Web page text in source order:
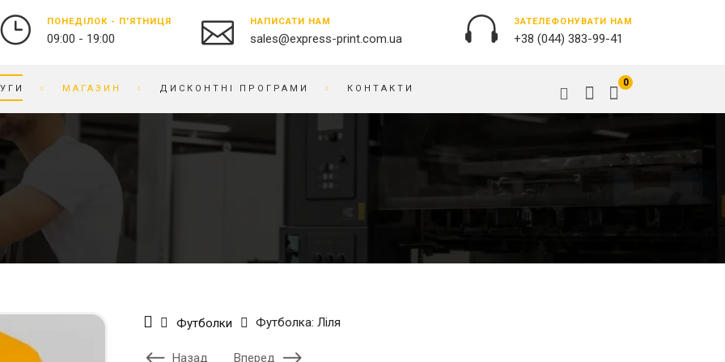
ПОНЕДІЛОК - П'ЯТНИЦЯ
09:00 - 19:00
НАПИСАТИ НАМ
sales@express-print.com.ua
ЗАТЕЛЕФОНУВАТИ НАМ
+38 (044) 383-99-41
ФОТО-ВІДЕО СТУДІЯ
ДРУК ФОТОГРАФІЙ
ПРЕДМЕТНА ФОТОЗЙОМКА
РЕСТАВРАЦІЯ ФОТО
ФОТО НА ДОКУМЕНТИ
БРЕНДОВЕ ПАКУВАННЯ
СУВЕНІРНА ПРОДУКЦІЯ
БЛОКИ ДЛЯ ЗАПИСIВ
ГОДИННИК
ПОДУШКИ
МАГАЗИН ДИСКОНТНІ ПРОГРАМИ КОНТАКТИ
0
Футболки Футболка: Ліля
Назад Вперед